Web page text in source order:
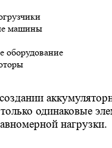
машины
оборудование
одинаковые
нагрузки.